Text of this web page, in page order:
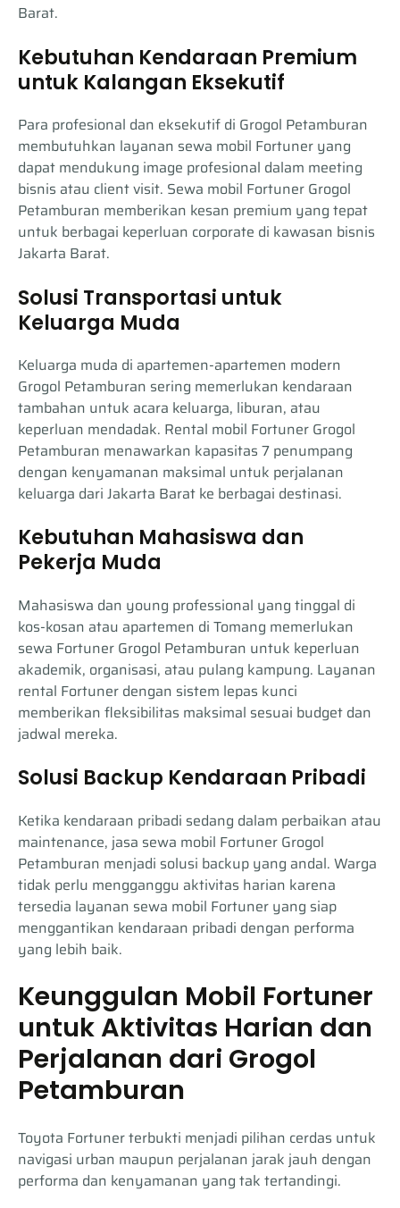
Barat.
Kebutuhan Kendaraan Premium
untuk Kalangan Eksekutif
Para profesional dan eksekutif di Grogol Petamburan
membutuhkan layanan sewa mobil Fortuner yang
dapat mendukung image profesional dalam meeting
bisnis atau client visit. Sewa mobil Fortuner Grogol
Petamburan memberikan kesan premium yang tepat
untuk berbagai keperluan corporate di kawasan bisnis
Jakarta Barat.
Solusi Transportasi untuk
Keluarga Muda
Keluarga muda di apartemen-apartemen modern
Grogol Petamburan sering memerlukan kendaraan
tambahan untuk acara keluarga, liburan, atau
keperluan mendadak. Rental mobil Fortuner Grogol
Petamburan menawarkan kapasitas 7 penumpang
dengan kenyamanan maksimal untuk perjalanan
keluarga dari Jakarta Barat ke berbagai destinasi.
Kebutuhan Mahasiswa dan
Pekerja Muda
Mahasiswa dan young professional yang tinggal di
kos-kosan atau apartemen di Tomang memerlukan
sewa Fortuner Grogol Petamburan untuk keperluan
akademik, organisasi, atau pulang kampung. Layanan
rental Fortuner dengan sistem lepas kunci
memberikan fleksibilitas maksimal sesuai budget dan
jadwal mereka.
Solusi Backup Kendaraan Pribadi
Ketika kendaraan pribadi sedang dalam perbaikan atau
maintenance, jasa sewa mobil Fortuner Grogol
Petamburan menjadi solusi backup yang andal. Warga
tidak perlu mengganggu aktivitas harian karena
tersedia layanan sewa mobil Fortuner yang siap
menggantikan kendaraan pribadi dengan performa
yang lebih baik.
Keunggulan Mobil Fortuner
untuk Aktivitas Harian dan
Perjalanan dari Grogol
Petamburan
Toyota Fortuner terbukti menjadi pilihan cerdas untuk
navigasi urban maupun perjalanan jarak jauh dengan
performa dan kenyamanan yang tak tertandingi.